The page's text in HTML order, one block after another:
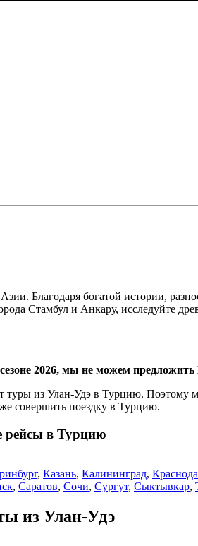
Благодаря богатой истории,
Стамбул и Анкару, исследуйте
2026, мы не можем
из Улан-Удэ в Турцию. Поэтому
совершить поездку в Турцию.
рейсы в Турцию
, Казань, Калининград,
, Саратов, Сочи, Сургут, Сыктывкар,
из Улан-Удэ